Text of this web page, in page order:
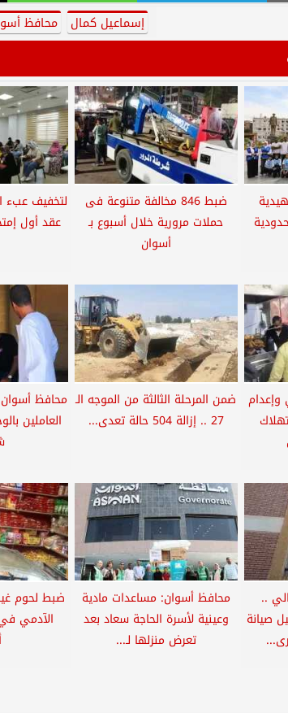
إسماعيل كمال محافظ
ضبط 846 مخالفة متنوعة فى
حملات مرورية خلال أسبوع بـ
أسوان
لتخفيف عبء
وإعدام
ضمن المرحلة الثالثة من الموجه الـ
27 .. إزالة 504 حالة تعدى...
العاملين
..
صيانة
محافظ أسوان: مساعدات مادية
وعينية لأسرة الحاجة سعاد بعد
تعرض منزلها لـ...
ضبط لحوم
الآدمي